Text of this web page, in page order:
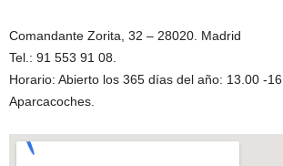
Comandante Zorita, 32 – 28020. Madrid
Tel.: 91 553 91 08.
Horario: Abierto los 365 días del año: 13.00 -
Aparcacoches.